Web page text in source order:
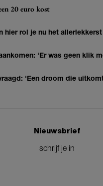
20 euro kost
hier rol je nu het
'Er was geen klik
'Een droom die
Nieuwsbrief
schrijf je in